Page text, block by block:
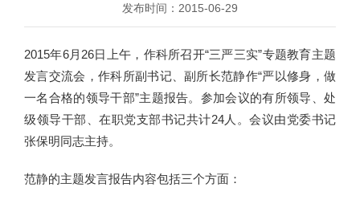
发布时间：2015-06-29
2015年6月26日上午，作科所召开“三严三实”专题教育主题
发言交流会，作科所副书记、副所长范静作“严以修身，做
一名合格的领导干部”主题报告。参加会议的有所领导、处
级领导干部、在职党支部书记共计24人。会议由党委书记
张保明同志主持。
范静的主题发言报告内容包括三个方面：